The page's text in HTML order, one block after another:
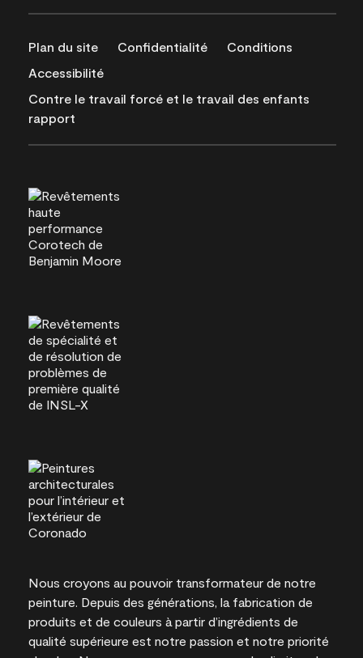
Plan du site Confidentialité
Conditions
Accessibilité
Contre le travail forcé et le travail des enfants
rapport
Nous croyons au pouvoir transformateur de notre
peinture. Depuis des générations, la fabrication de
produits et de couleurs à partir d’ingrédients de
qualité supérieure est notre passion et notre priorité